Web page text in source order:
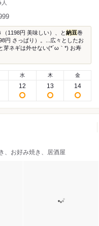
人
（1198円 美味しい）、と納豆巻
円 さっぱり）。...広々としたお
芽ネギは外せない(*´ω｀*) お寿
水
12
木
13
金
14
、お好み焼き、居酒屋